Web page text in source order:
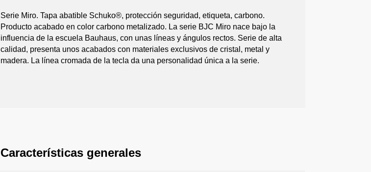
Serie Miro. Tapa abatible Schuko®, protección seguridad, etiqueta, carbono.
Producto acabado en color carbono metalizado. La serie BJC Miro nace bajo la
influencia de la escuela Bauhaus, con unas líneas y ángulos rectos. Serie de alta
calidad, presenta unos acabados con materiales exclusivos de cristal, metal y
madera. La línea cromada de la tecla da una personalidad única a la serie.
Características generales